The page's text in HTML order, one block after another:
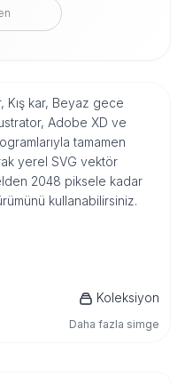
kar, Beyaz gece
Adobe XD ve
tamamen
yerel SVG vektör
2048 piksele kadar
kullanabilirsiniz.
Koleksiyon
Daha fazla simge